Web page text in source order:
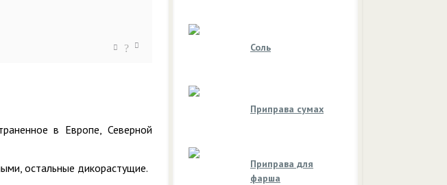
?
в Европе, Северной
остальные дикорастущие.
Соль
Приправа сумах
Приправа для
фарша